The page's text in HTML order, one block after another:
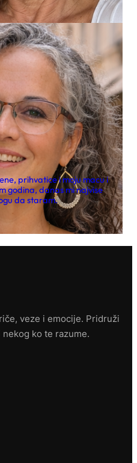
prihvatice i moju macu i
godina, danas mi najvise
da staram.
veze i emocije. Pridruži
ko te razume.